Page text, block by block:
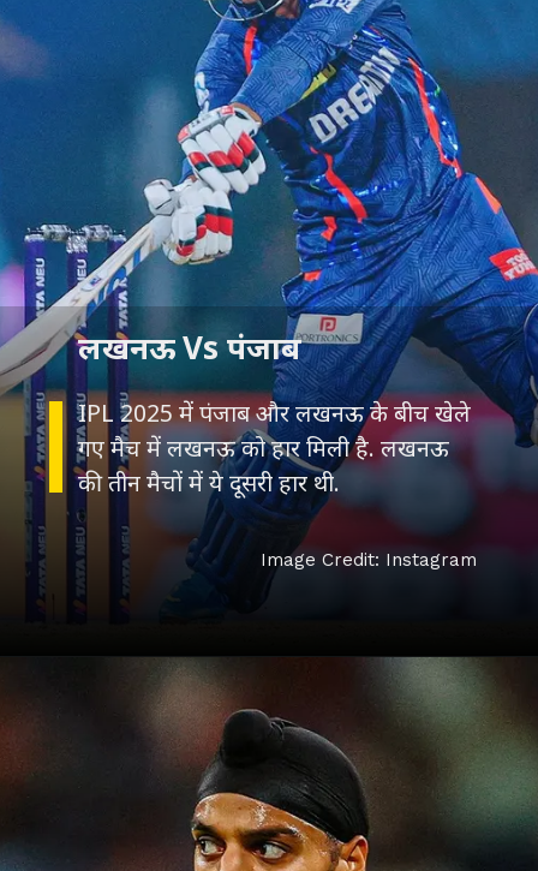
IPL 2025 में पंजाब और लखनऊ के बीच खेले
गए मैच में लखनऊ को हार मिली है. लखनऊ
की तीन मैचों में ये दूसरी हार थी.
लखनऊ Vs पंजाब
Image Credit: Instagram